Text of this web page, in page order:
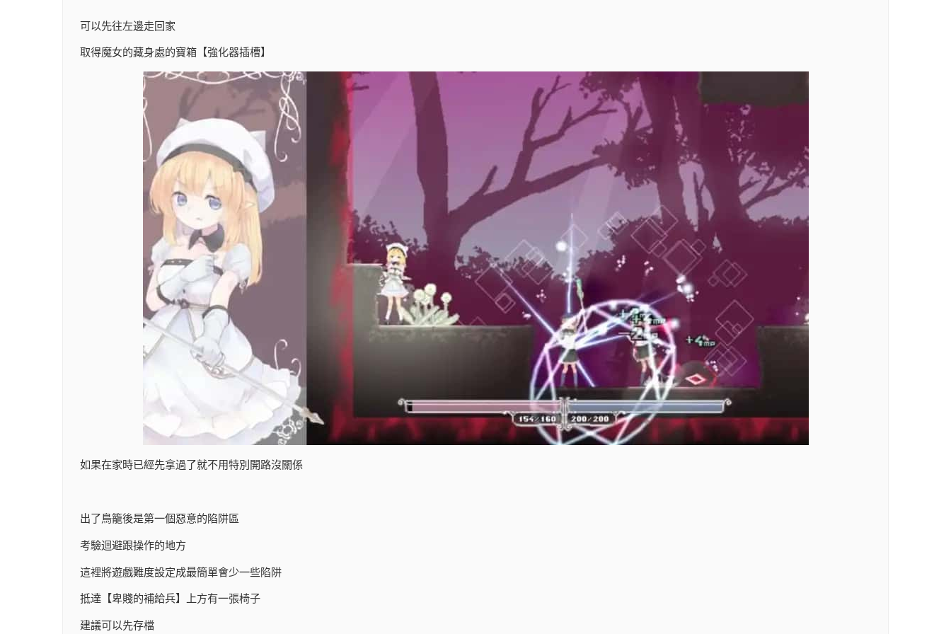
可以先往左邊走回家
取得魔女的藏身處的寶箱【強化器插槽】
如果在家時已經先拿過了就不用特別開路沒關係
出了鳥籠後是第一個惡意的陷阱區
考驗迴避跟操作的地方
這裡將遊戲難度設定成最簡單會少一些陷阱
抵達【卑賤的補給兵】上方有一張椅子
建議可以先存檔